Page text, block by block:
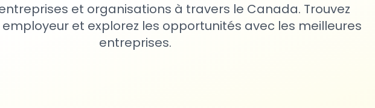
et organisations à travers le Canada. Trouvez
et explorez les opportunités avec les meilleures
entreprises.